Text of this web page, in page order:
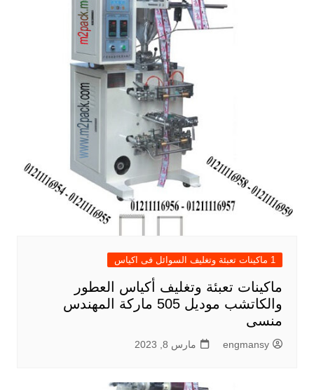
1 ماكينات تعبئة وتغليف السوائل فى اكياس
ماكينات تعبئة وتغليف أكياس العطور
والكاتشب موديل 505 ماركة المهندس
منسى
engmansy مارس 8, 2023